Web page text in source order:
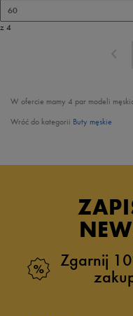
60
z 4
W ofercie mamy 4 par modeli
Wróć do kategorii Buty męskie
Zgarnij